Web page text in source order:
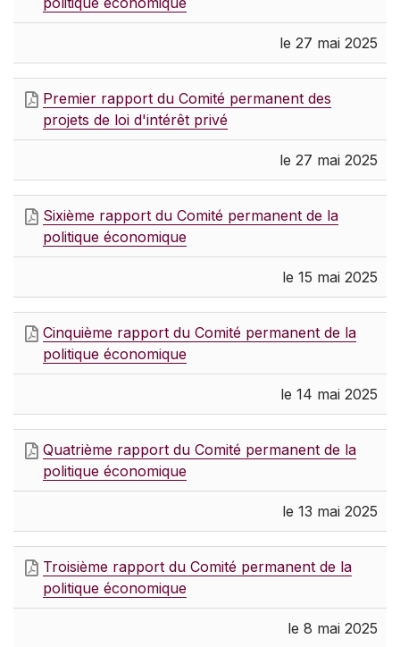
le 27 mai 2025
Premier rapport du Comité permanent des
projets de loi d'intérêt privé
le 27 mai 2025
Sixième rapport du Comité permanent de la
politique économique
le 15 mai 2025
Cinquième rapport du Comité permanent de la
politique économique
le 14 mai 2025
Quatrième rapport du Comité permanent de la
politique économique
le 13 mai 2025
Troisième rapport du Comité permanent de la
politique économique
le 8 mai 2025